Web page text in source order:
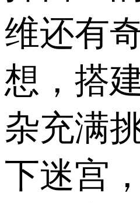
维还有
想，搭
杂充满
下迷宫